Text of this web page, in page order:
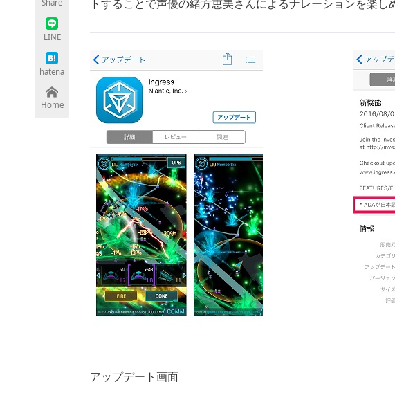
Share
LINE
hatena
Home
トすることで声優の緒方恵美さんによるナレーションを楽し
アップデート画面